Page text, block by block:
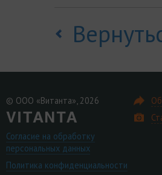
© ООО «Витанта», 2026
Согласие на обработку
персональных данных
Политика конфиденциальности